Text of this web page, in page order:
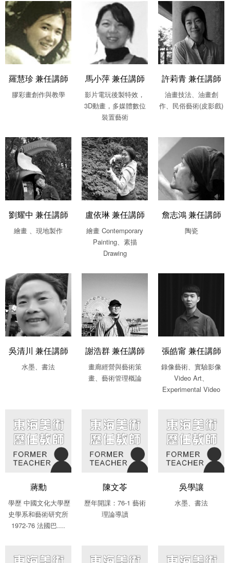
羅慧珍 兼任講師
膠彩畫創作與教學
馬小萍 兼任講師
影片電玩後製特效，
3D動畫，多媒體數位
裝置藝術
許莉青 兼任講師
油畫技法、油畫創
作、民俗藝術(皮影戲)
劉耀中 兼任講師
繪畫 、現地製作
盧依琳 兼任講師
繪畫 Contemporary
Painting、素描
Drawing
詹志鴻 兼任講師
陶瓷
吳清川 兼任講師
水墨、書法
謝浩群 兼任講師
畫廊經營與藝術策
畫、藝術管理概論
張皓甯 兼任講師
錄像藝術、實驗影像
Video Art、
Experimental Video
蔣勳
學歷 中國文化大學歷
史學系和藝術研究所
1972-76 法國巴....
陳文苓
歷年開課：76-1 藝術
理論導讀
吳學讓
水墨、書法